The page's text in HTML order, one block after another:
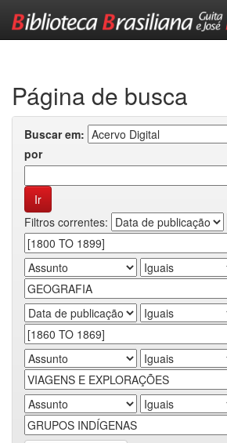
Página de busca
Buscar em:
por
Filtros correntes: